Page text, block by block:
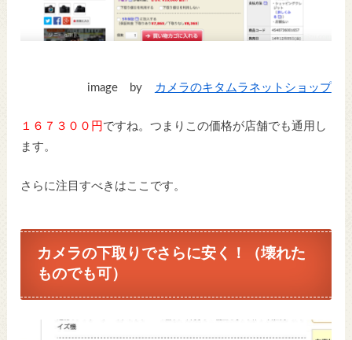
image by カメラのキタムラネットショップ
１６７３００円 ですね。つまりこの価格が店舗でも通用し
ます。
さらに注目すべきはここです。
カメラの下取りでさらに安く！（壊れた
ものでも可）